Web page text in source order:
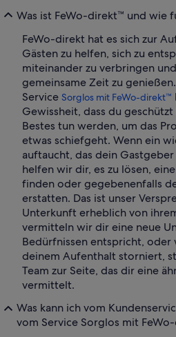
Was ist FeWo-direkt™ und wie
FeWo-direkt hat es sich zur
Gästen zu helfen, sich zu
miteinander zu verbringen
gemeinsame Zeit zu
Service Sorglos mit FeWo-direkt™
Gewissheit, dass du
Bestes tun werden, um das
etwas schiefgeht. Wenn ein
auftaucht, das dein
helfen wir dir, es zu lösen,
finden oder gegebenenfalls
erstatten. Das ist unser
Unterkunft erheblich von
vermitteln wir dir eine neue
Bedürfnissen entspricht,
deinem Aufenthalt storniert,
Team zur Seite, das dir eine
vermittelt.
Was kann ich vom
vom Service Sorglos mit